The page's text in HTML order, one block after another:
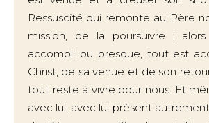
Ressuscité qui remonte au Père
mission, de la poursuivre ;
accompli ou presque, tout est
Christ, de sa venue et de son
tout reste à vivre pour nous. Et
avec lui, avec lui présent